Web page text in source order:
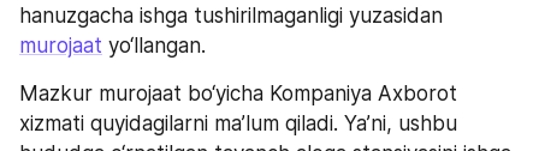
murojaat yo‘llangan.
Mazkur murojaat bo‘yicha Kompaniya Axborot
xizmati quyidagilarni ma’lum qiladi. Ya’ni, ushbu